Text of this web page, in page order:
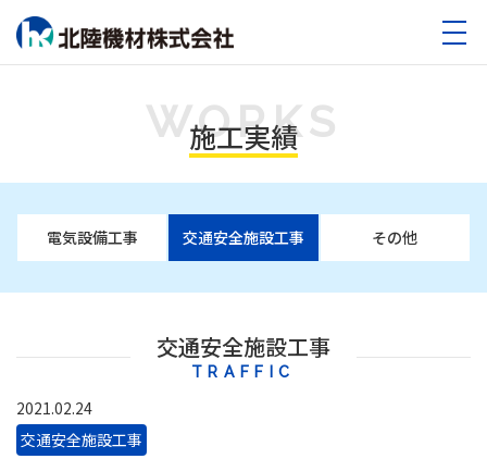
施工実績
WORKS
電気設備工事 交通安全施設工事 その他
交通安全施設工事
TRAFFIC
2021.02.24
交通安全施設工事